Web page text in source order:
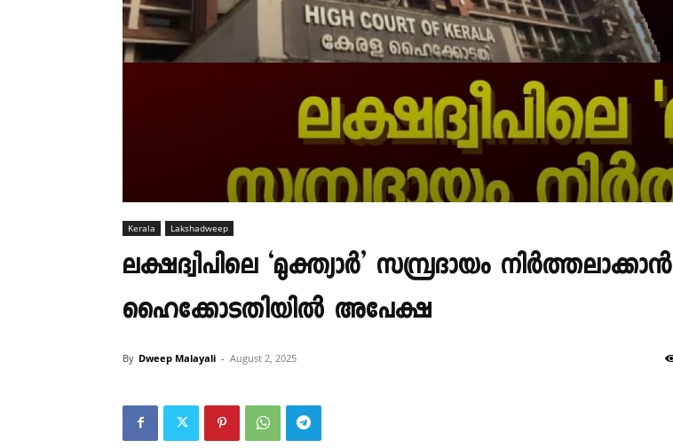
Kerala Lakshadweep
ലക്ഷദ്വീപിലെ ‘മുക്ത്യാർ’ സമ്പ്രദായം നിർത്തലാക്കാൻ
ഹൈക്കോടതിയിൽ അപേക്ഷ
By Dweep Malayali - August 2, 2025